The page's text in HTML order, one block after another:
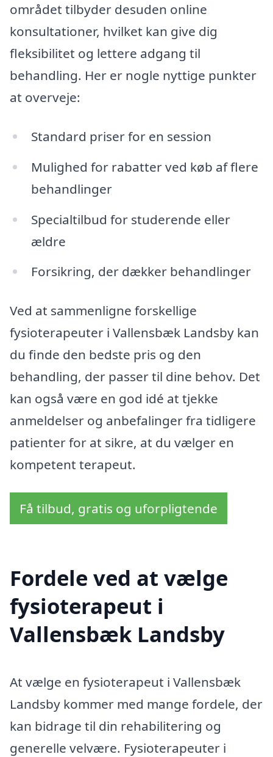
området tilbyder desuden online
konsultationer, hvilket kan give dig
fleksibilitet og lettere adgang til
behandling. Her er nogle nyttige punkter
at overveje:
Standard priser for en session
Mulighed for rabatter ved køb af flere
behandlinger
Specialtilbud for studerende eller
ældre
Forsikring, der dækker behandlinger
Ved at sammenligne forskellige
fysioterapeuter i Vallensbæk Landsby kan
du finde den bedste pris og den
behandling, der passer til dine behov. Det
kan også være en god idé at tjekke
anmeldelser og anbefalinger fra tidligere
patienter for at sikre, at du vælger en
kompetent terapeut.
Få tilbud, gratis og uforpligtende
Fordele ved at vælge
fysioterapeut i
Vallensbæk Landsby
At vælge en fysioterapeut i Vallensbæk
Landsby kommer med mange fordele, der
kan bidrage til din rehabilitering og
generelle velvære. Fysioterapeuter i